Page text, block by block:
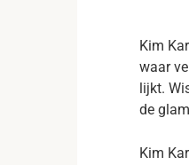
Kim
waar
lijkt.
de
Kim